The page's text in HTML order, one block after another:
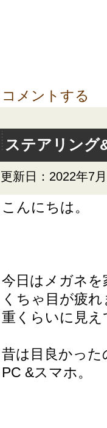
コメントする
ステアリング
更新日：2022年7
こんにちは。
今日はメガネ
くちゃ目が疲
重くらいに見
昔は目良かっ
PC &スマホ。